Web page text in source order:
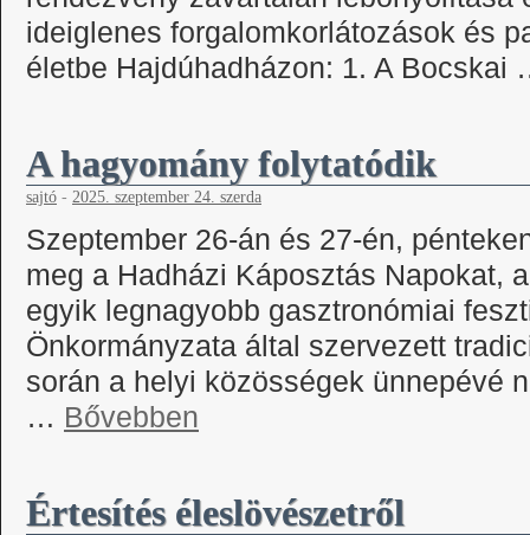
ideiglenes forgalomkorlátozások és
életbe Hajdúhadházon: 1. A
A hagyomány folytatódik
sajtó - 2025. szeptember 24. szerda
Szeptember 26-án és 27-én,
meg a Hadházi Káposztás Napokat,
egyik legnagyobb gasztronómiai
Önkormányzata által szervezett
során a helyi közösségek ünnepévé
… Bővebben
Értesítés éleslövészetről